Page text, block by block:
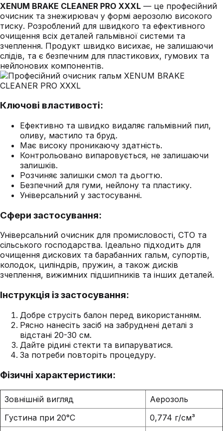
XENUM BRAKE CLEANER PRO XXXL — це професійний
очисник та знежирювач у формі аерозолю високого
тиску. Розроблений для швидкого та ефективного
очищення всіх деталей гальмівної системи та
зчеплення. Продукт швидко висихає, не залишаючи
слідів, та є безпечним для пластикових, гумових та
нейлонових компонентів.
Ключові властивості:
Ефективно та швидко видаляє гальмівний пил,
оливу, мастило та бруд.
Має високу проникаючу здатність.
Контрольовано випаровується, не залишаючи
залишків.
Розчиняє залишки смол та дьогтю.
Безпечний для гуми, нейлону та пластику.
Універсальний у застосуванні.
Сфери застосування:
Універсальний очисник для промисловості, СТО та
сільського господарства. Ідеально підходить для
очищення дискових та барабанних гальм, супортів,
колодок, циліндрів, пружин, а також дисків
зчеплення, вижимних підшипників та інших деталей.
Інструкція із застосування:
Добре струсіть балон перед використанням.
Рясно нанесіть засіб на забруднені деталі з
відстані 20-30 см.
Дайте рідині стекти та випаруватися.
За потреби повторіть процедуру.
Фізичні характеристики:
Зовнішній вигляд
Аерозоль
Густина при 20°C
0,774 г/см³